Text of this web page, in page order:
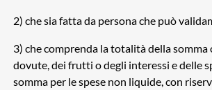
2) che sia fatta da persona che può
3) che comprenda la totalità della somma
dovute, dei frutti o degli interessi e delle
somma per le spese non liquide, con